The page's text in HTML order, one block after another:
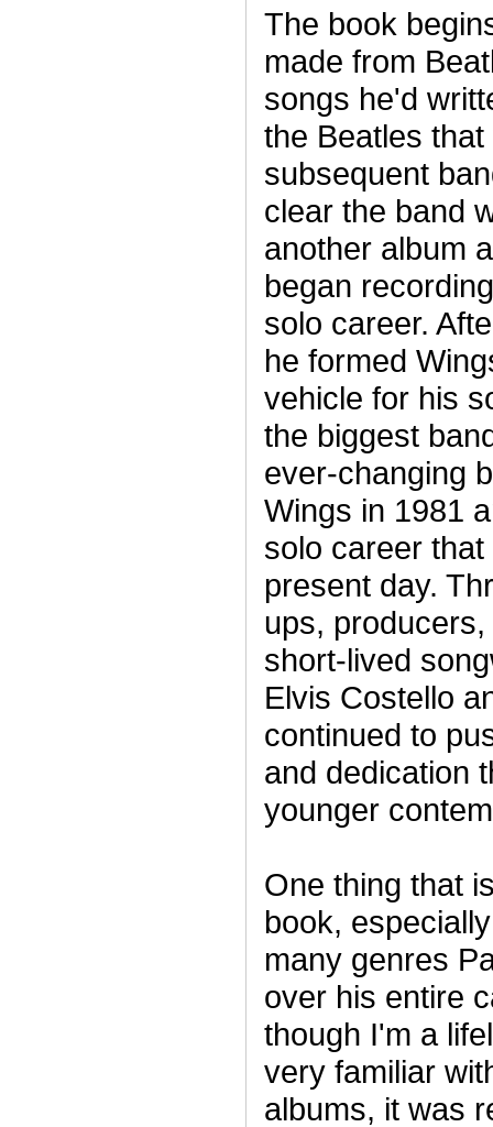
The book
made from
songs he'd
the Beatles
subsequent
clear the band
another album
began
solo career.
he formed
vehicle for his
the biggest
ever-changing
Wings in 1981
solo career
present day.
ups,
short-lived
Elvis Costello
continued to
and dedication
younger
One thing that
book,
many genres
over his entire
though I'm a
very familiar
albums, it was